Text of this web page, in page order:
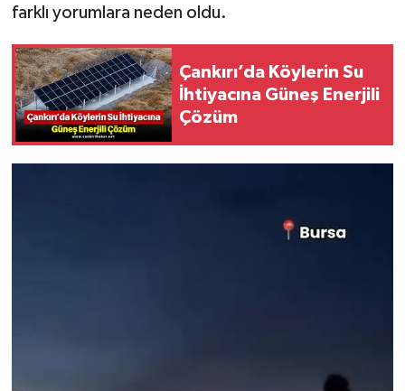
farklı yorumlara neden oldu.
Çankırı’da Köylerin Su
İhtiyacına Güneş Enerjili
Çözüm